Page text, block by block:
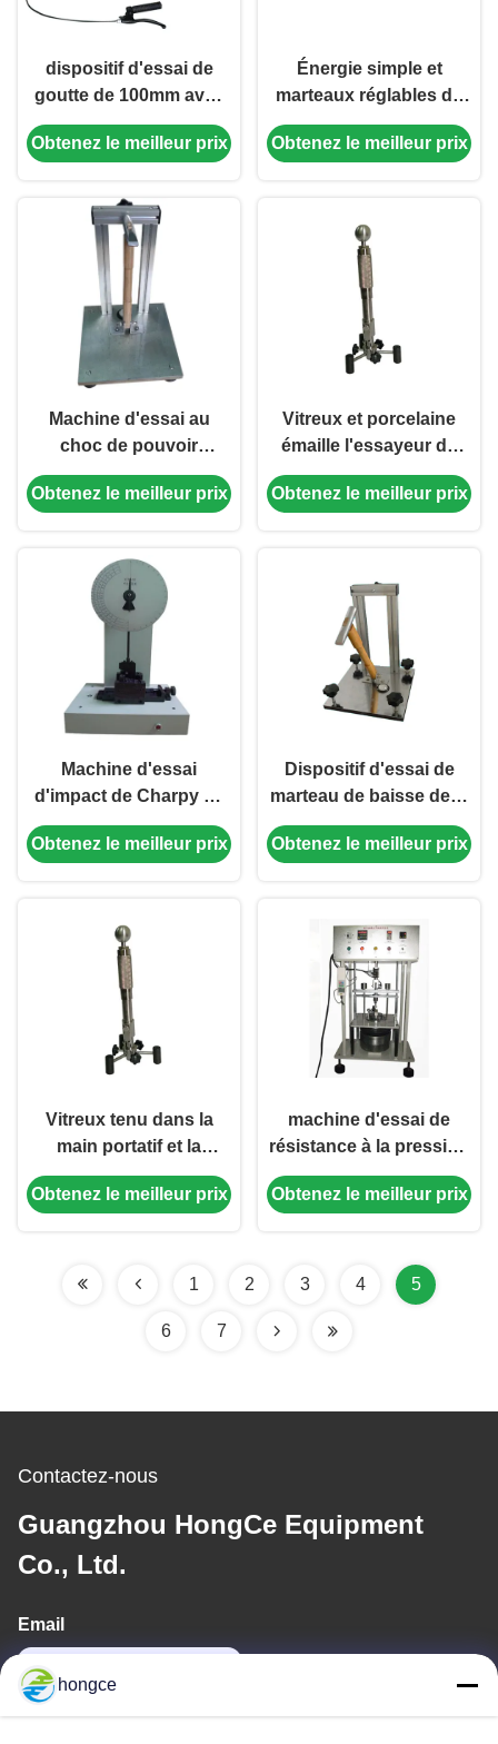
dispositif d'essai de
goutte de 100mm avec
la dureté 40I - 50I RHD a
galvanisé le marteau en
Obtenez le meilleur prix
Énergie simple et
marteaux réglables de
ressort d'énergie pour
des essais au choc
Obtenez le meilleur prix
Machine d'essai au
choc de pouvoir
adhésif, appareillage
d'essai au choc de
Obtenez le meilleur prix
Vitreux et porcelaine
émaille l'essayeur de
pistolet, essayeur de
pistolet d'émaux
Obtenez le meilleur prix
Machine d'essai
d'impact de Charpy de
dureté pour le nylon
rigide IS0179-1992 de
Obtenez le meilleur prix
Dispositif d'essai de
marteau de baisse de la
machine YDT757
d'essai au choc de
Obtenez le meilleur prix
Vitreux tenu dans la
main portatif et la
porcelaine émaille OIN
4532 d'appareil de
Obtenez le meilleur prix
machine d'essai de
résistance à la pression
de boulon de prise
1100N AC220V 50HZ
Obtenez le meilleur prix
1 2 3 4 5
6 7
Contactez-nous
Guangzhou HongCe Equipment
Co., Ltd.
Email
hongce